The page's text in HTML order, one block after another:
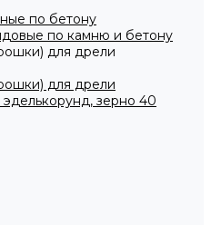
по бетону
по камню и бетону
для дрели
для дрели
зерно 40